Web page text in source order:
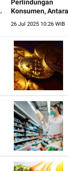
Perlindungan
Konsumen, Antara
Investasi dan
26 Jul 2025 10:26 WIB